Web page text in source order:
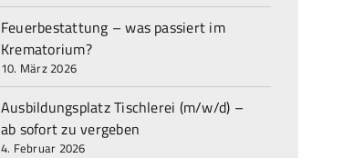
Feuerbestattung – was passiert im
Krematorium?
10. März 2026
Ausbildungsplatz Tischlerei (m/w/d) –
ab sofort zu vergeben
4. Februar 2026